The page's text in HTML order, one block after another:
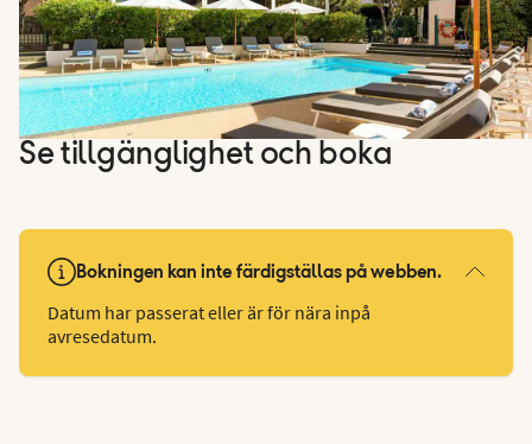
Se tillgänglighet och boka
Bokningen kan inte färdigställas på webben.
Datum har passerat eller är för nära inpå
avresedatum.